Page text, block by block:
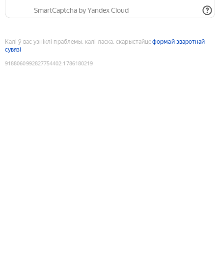
SmartCaptcha by Yandex Cloud
Калі ў вас узніклі праблемы, калі ласка, скарыстайцеформай зваротнай
сувязі
9188060992827754402:1786180219